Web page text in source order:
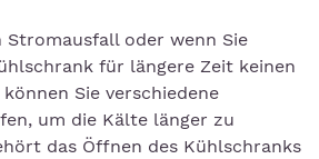
Stromausfall oder wenn Sie
für längere Zeit keinen
Sie verschiedene
um die Kälte länger zu
das Öffnen des Kühlschranks